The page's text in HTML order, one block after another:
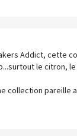
Addict, cette
le citron,
collection pareille